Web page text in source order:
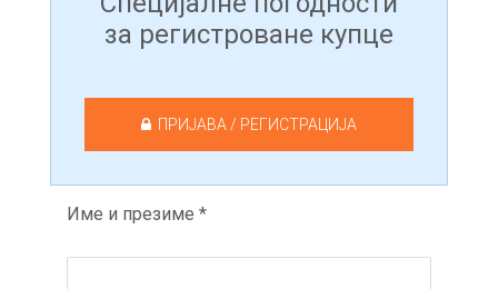
за регистроване купце
ПРИЈАВА / РЕГИСТРАЦИЈА
Име и презиме *